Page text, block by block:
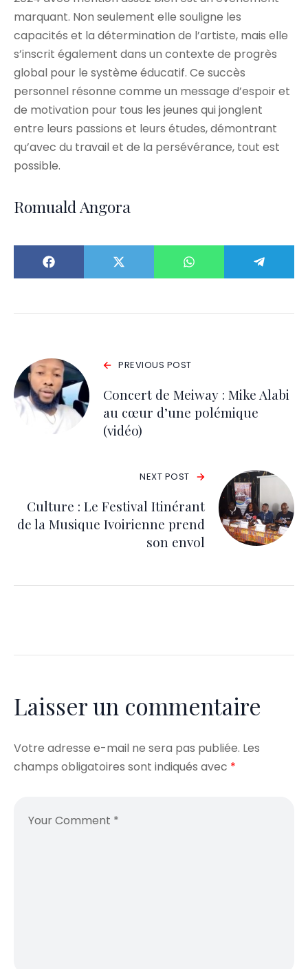
marquant. Non seulement elle souligne les
capacités et la détermination de l’artiste, mais elle
s’inscrit également dans un contexte de progrès
global pour le système éducatif. Ce succès
personnel résonne comme un message d’espoir et
de motivation pour tous les jeunes qui jonglent
entre leurs passions et leurs études, démontrant
qu’avec du travail et de la persévérance, tout est
possible.
Romuald Angora
PREVIOUS POST
Concert de Meiway : Mike Alabi
au cœur d’une polémique
(vidéo)
NEXT POST
Culture : Le Festival Itinérant
de la Musique Ivoirienne prend
son envol
Laisser un commentaire
Votre adresse e-mail ne sera pas publiée. Les
champs obligatoires sont indiqués avec *